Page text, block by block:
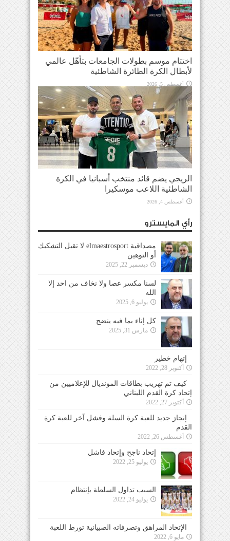
اختتام موسم بطولات الجامعات بتأهّل عالمي
لأبطال الكرة الطائرة الشاطئية
أغسطس 5, 2026
الريجي يضم قائد منتخب أسبانيا في الكرة
الشاطئية اللاعب موسكيرا
أغسطس 4, 2026
رأي المايسترو
مصداقية elmaestrosport لا تقبل التشكيك
أو التوهين
ديسمبر 22, 2025
لسنا مكسر عصا ولا نخاف من احد إلا
الله
يوليو 6, 2025
كل إناء بما فيه ينضح
مارس 31, 2025
إتهام خطير
أكتوبر 28, 2022
كيف تم تهريب بطاقات المونديال للإعلاميين من
إتحاد كرة القدم اللبناني
أكتوبر 27, 2022
إنجاز جديد للعبة كرة السلة وفشل آخر للعبة كرة
القدم
أغسطس 26, 2022
إتحاد ناجح وإتحاد فاشل
يوليو 25, 2022
السبب تداول السلطة بإنتظام
يوليو 24, 2022
الإتحاد المراهق وتصرفاته الصبيانية تورط اللعبة
مايو 6, 2022